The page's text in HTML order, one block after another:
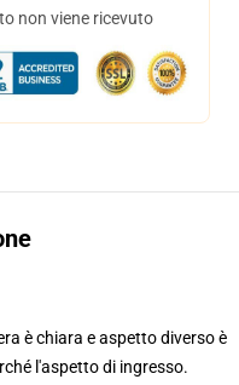
non viene ricevuto
è chiara e aspetto diverso è
l'aspetto di ingresso.